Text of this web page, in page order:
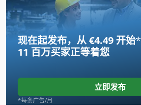
现在起发布，从 €4.49 开始*
11 百万买家正等着您
立即发布
*每条广告/月